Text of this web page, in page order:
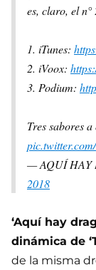
es, claro, el n°
1. iTunes:
2. iVoox:
3. Podium:
Tres sabores
— AQUÍ HAY
2018
‘Aquí hay
dinámica de
de la misma